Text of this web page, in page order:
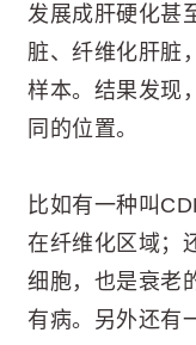
发展成肝硬化甚
脏、纤维化肝脏
样本。结果发现
同的位置。
比如有一种叫
在纤维化区域；
细胞，也是衰老
有病。另外还有